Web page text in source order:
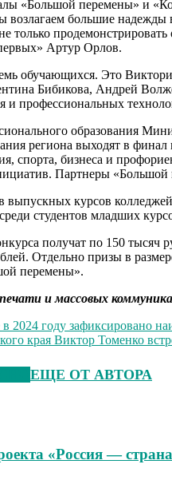
«Большой перемены» и
большие надежды
только
Артур Орлов.
обучающихся. Это
Бибикова, Андрей
профессиональных
образования
региона выходят в
спорта, бизнеса и
Партнеры
выпускных курсов
студентов младших
получат по 150
Отдельно призы в
перемены».
печати и массовых
2024 году зафиксировано
края Виктор Томенко
ЕЩЕ ОТ АВТОРА
«Россия —